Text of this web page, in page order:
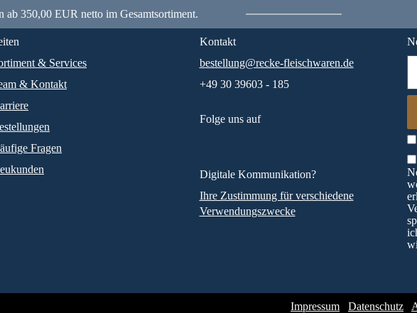
350,00 EUR netto im Gesamtsortiment.
& Services
& Kontakt
Fragen
Kontakt
bestellung@recke-fleischwaren.de
+49 30 39603 - 185
Folge uns auf
Digitale Kommunikation?
Ihre Zustimmung für verschiedene
Verwendungszwecke
Impressum Datenschutz